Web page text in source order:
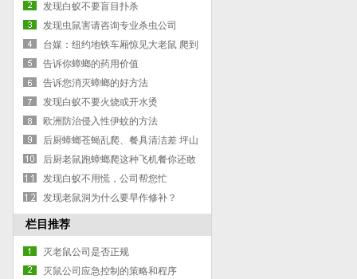
蚁公司
发现白蚁不要盲目扑杀
发现虫鼠害请咨询专业杀虫公司
台媒：纽约地铁车厢惊见大老鼠 爬到
熟睡乘客身上
告诉你蟑螂的药用价值
告诉您消灭蟑螂的好方法
发现白蚁不要火烧或开水烫
欧洲防治侵入性伊蚊的方法
后厨蟑螂苍蝇乱爬、餐具清洁差 坪山
这家餐厅令人忧
后厨老鼠跑蟑螂爬这种飞机餐你还敢
吃吗？
发现白蚁不用慌，公司帮您忙
发现老鼠洞为什么要早作修补？
栏目推荐
灭老鼠公司是否正规
灭鼠公司应急控制的策略和程序